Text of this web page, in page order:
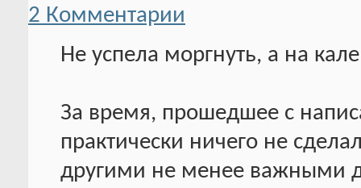
2 Комментарии
Не успела моргнуть, а на
За время, прошедшее с
практически ничего не
другими не менее важными